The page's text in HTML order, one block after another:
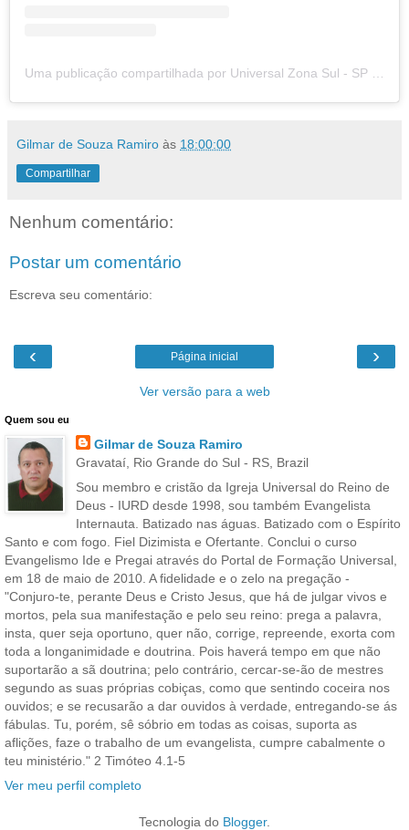
Uma publicação compartilhada por Universal Zona Sul - SP (@universalzonasulsp)
Gilmar de Souza Ramiro às 18:00:00
Compartilhar
Nenhum comentário:
Postar um comentário
Escreva seu comentário:
‹ ›
Página inicial
Ver versão para a web
Quem sou eu
Gilmar de Souza Ramiro
Gravataí, Rio Grande do Sul - RS, Brazil
Sou membro e cristão da Igreja Universal do Reino de
Deus - IURD desde 1998, sou também Evangelista
Internauta. Batizado nas águas. Batizado com o Espírito
Santo e com fogo. Fiel Dizimista e Ofertante. Conclui o curso
Evangelismo Ide e Pregai através do Portal de Formação Universal,
em 18 de maio de 2010. A fidelidade e o zelo na pregação -
"Conjuro-te, perante Deus e Cristo Jesus, que há de julgar vivos e
mortos, pela sua manifestação e pelo seu reino: prega a palavra,
insta, quer seja oportuno, quer não, corrige, repreende, exorta com
toda a longanimidade e doutrina. Pois haverá tempo em que não
suportarão a sã doutrina; pelo contrário, cercar-se-ão de mestres
segundo as suas próprias cobiças, como que sentindo coceira nos
ouvidos; e se recusarão a dar ouvidos à verdade, entregando-se ás
fábulas. Tu, porém, sê sóbrio em todas as coisas, suporta as
aflições, faze o trabalho de um evangelista, cumpre cabalmente o
teu ministério." 2 Timóteo 4.1-5
Ver meu perfil completo
Tecnologia do Blogger.